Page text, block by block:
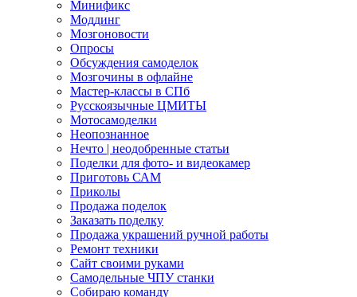
Минификс
Моддинг
Мозгоновости
Опросы
Обсуждения самоделок
Мозгочины в офлайне
Мастер-классы в СПб
Русскоязычные ЦМИТЫ
Мотосамоделки
Неопознанное
Нечто | неодобренные статьи
Поделки для фото- и видеокамер
Приготовь САМ
Приколы
Продажа поделок
Заказать поделку
Продажа украшений ручной работы
Ремонт техники
Сайт своими руками
Самодельные ЧПУ станки
Собираю команду